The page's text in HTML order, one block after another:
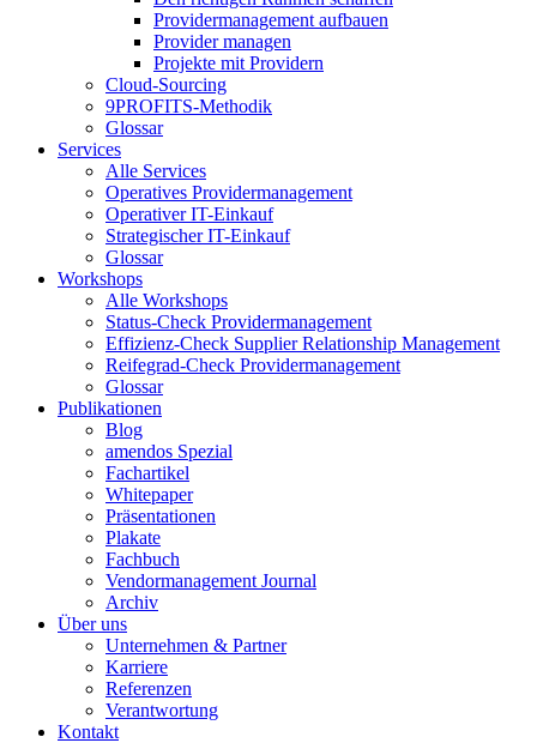
Providermanagement aufbauen
Provider managen
Projekte mit Providern
Cloud-Sourcing
9PROFITS-Methodik
Glossar
Services
Alle Services
Operatives Providermanagement
Operativer IT-Einkauf
Strategischer IT-Einkauf
Glossar
Workshops
Alle Workshops
Status-Check Providermanagement
Effizienz-Check Supplier Relationship Management
Reifegrad-Check Providermanagement
Glossar
Publikationen
Blog
amendos Spezial
Fachartikel
Whitepaper
Präsentationen
Plakate
Fachbuch
Vendormanagement Journal
Archiv
Über uns
Unternehmen & Partner
Karriere
Referenzen
Verantwortung
Kontakt